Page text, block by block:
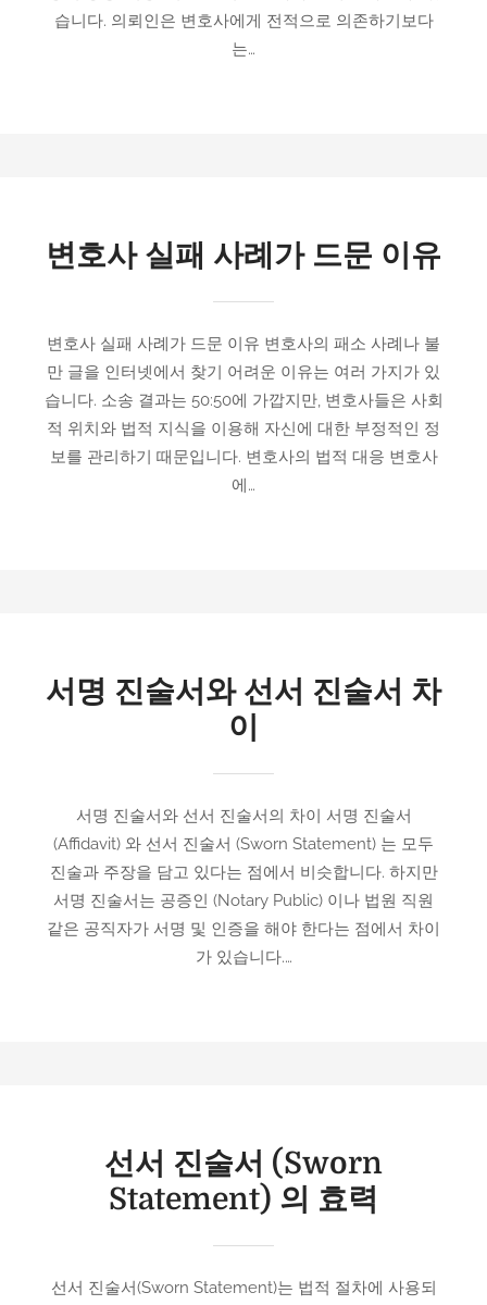
습니다. 의뢰인은 변호사에게 전적으로 의존하기보다
는…
변호사 실패 사례가 드문 이유
변호사 실패 사례가 드문 이유 변호사의 패소 사례나 불
만 글을 인터넷에서 찾기 어려운 이유는 여러 가지가 있
습니다. 소송 결과는 50:50에 가깝지만, 변호사들은 사회
적 위치와 법적 지식을 이용해 자신에 대한 부정적인 정
보를 관리하기 때문입니다. 변호사의 법적 대응 변호사
에…
서명 진술서와 선서 진술서 차
이
서명 진술서와 선서 진술서의 차이 서명 진술서
(Affidavit) 와 선서 진술서 (Sworn Statement) 는 모두
진술과 주장을 담고 있다는 점에서 비슷합니다. 하지만
서명 진술서는 공증인 (Notary Public) 이나 법원 직원
같은 공직자가 서명 및 인증을 해야 한다는 점에서 차이
가 있습니다.…
선서 진술서 (Sworn
Statement) 의 효력
선서 진술서(Sworn Statement)는 법적 절차에 사용되